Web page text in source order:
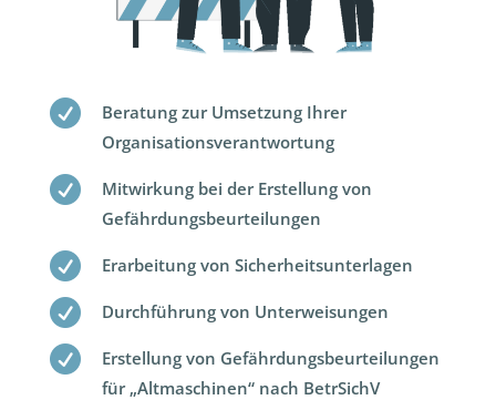

Beratung zur Umsetzung Ihrer
Organisationsverantwortung

Mitwirkung bei der Erstellung von
Gefährdungsbeurteilungen
 Erarbeitung von Sicherheitsunterlagen
 Durchführung von Unterweisungen

Erstellung von Gefährdungsbeurteilungen
für „Altmaschinen“ nach BetrSichV